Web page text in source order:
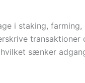
i staking,
transaktioner
sænker